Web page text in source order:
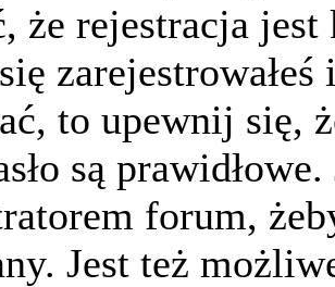
że rejestracja
to upewnij się,
są
forum,
Jest też